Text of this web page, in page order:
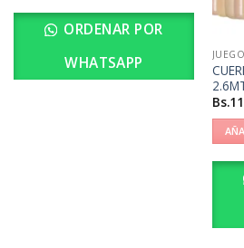
ORDENAR POR
WHATSAPP
Bs.